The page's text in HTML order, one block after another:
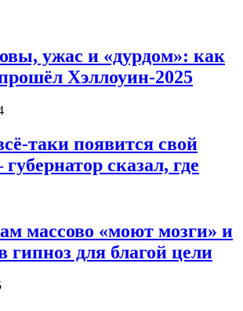
ужас и «дурдом»: как
Хэллоуин-2025
таки появится свой
сказал, где
массово «моют мозги» и
гипноз для благой цели